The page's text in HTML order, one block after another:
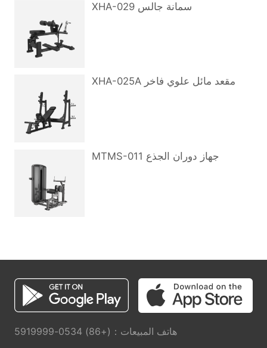
XHA-029 سمانة جالس
XHA-025A مقعد مائل علوي فاخر
MTMS-011 جهاز دوران الجذع
هاتف المبيعات：(+86) 0534-5919999